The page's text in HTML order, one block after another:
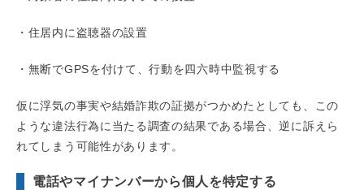
・住居内に盗聴器の設置
・無断でGPSを付けて、行動を四六時中監視する
仮に浮気の事実や結婚詐欺の証拠がつかめたとしても、この
ような違法行為に当たる調査の結果である場合、逆に訴えら
れてしまう可能性があります。
電話やマイナンバーから個人を特定する